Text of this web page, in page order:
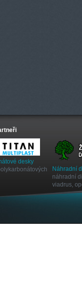
desky
Náhradní
náhradní
viadrus,